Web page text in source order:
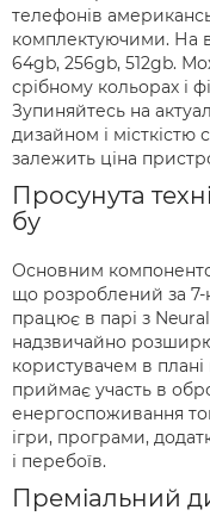
телефонів
комплектуючими. На
64gb, 256gb, 512gb.
срібному кольорах і
Зупиняйтесь на
дизайном і місткістю
залежить ціна
Просунута
бу
Основним
що розроблений за
працює в парі з
надзвичайно
користувачем в
приймає участь в
енергоспоживання
ігри, програми,
і перебоїв.
Преміальний